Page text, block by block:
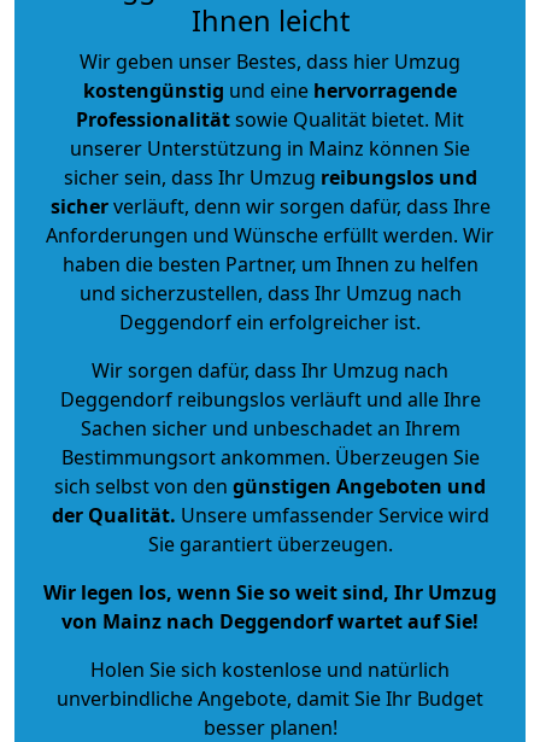
Ihnen leicht
Wir geben unser Bestes, dass hier Umzug
kostengünstig und eine hervorragende
Professionalitätsowie Qualität bietet. Mit
unserer Unterstützung in Mainz können Sie
sicher sein, dass Ihr Umzug reibungslos und
sicherverläuft, denn wir sorgen dafür, dass Ihre
Anforderungen und Wünsche erfüllt werden. Wir
haben die besten Partner, um Ihnen zu helfen
und sicherzustellen, dass Ihr Umzug nach
Deggendorf ein erfolgreicher ist.
Wir sorgen dafür, dass Ihr Umzug nach
Deggendorf reibungslos verläuft und alle Ihre
Sachen sicher und unbeschadet an Ihrem
Bestimmungsort ankommen. Überzeugen Sie
sich selbst von den günstigen Angeboten und
der Qualität. Unsere umfassender Service wird
Sie garantiert überzeugen.
Wir legen los, wenn Sie so weit sind, Ihr Umzug
von Mainz nach Deggendorf wartet auf Sie!
Holen Sie sich kostenlose und natürlich
unverbindliche Angebote, damit Sie Ihr Budget
besser planen!